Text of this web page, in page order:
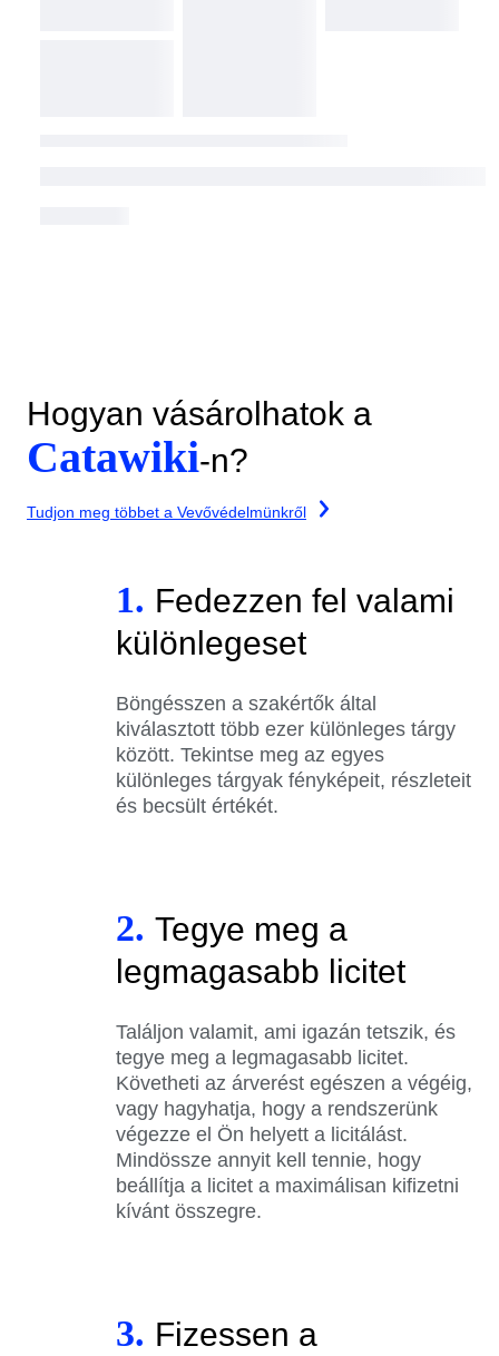
Hogyan vásárolhatok a
Catawiki-n?
Tudjon meg többet a Vevővédelmünkről
1. Fedezzen fel valami
különlegeset
Böngésszen a szakértők által
kiválasztott több ezer különleges tárgy
között. Tekintse meg az egyes
különleges tárgyak fényképeit, részleteit
és becsült értékét.
2. Tegye meg a
legmagasabb licitet
Találjon valamit, ami igazán tetszik, és
tegye meg a legmagasabb licitet.
Követheti az árverést egészen a végéig,
vagy hagyhatja, hogy a rendszerünk
végezze el Ön helyett a licitálást.
Mindössze annyit kell tennie, hogy
beállítja a licitet a maximálisan kifizetni
kívánt összegre.
3. Fizessen a